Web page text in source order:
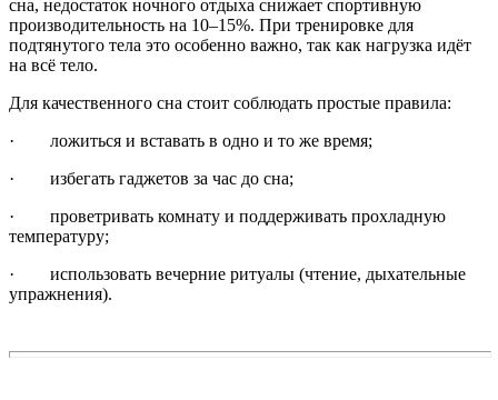
сна, недостаток ночного отдыха снижает спортивную
производительность на 10–15%. При тренировке для
подтянутого тела это особенно важно, так как нагрузка идёт
на всё тело.
Для качественного сна стоит соблюдать простые правила:
· ложиться и вставать в одно и то же время;
· избегать гаджетов за час до сна;
· проветривать комнату и поддерживать прохладную
температуру;
· использовать вечерние ритуалы (чтение, дыхательные
упражнения).